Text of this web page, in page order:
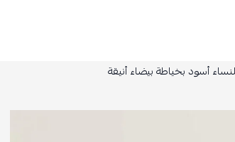
أسود بخياطة بيضاء أنيقة